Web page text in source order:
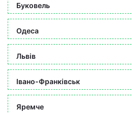
Буковель
Одеса
Львів
Івано-Франківськ
Яремче